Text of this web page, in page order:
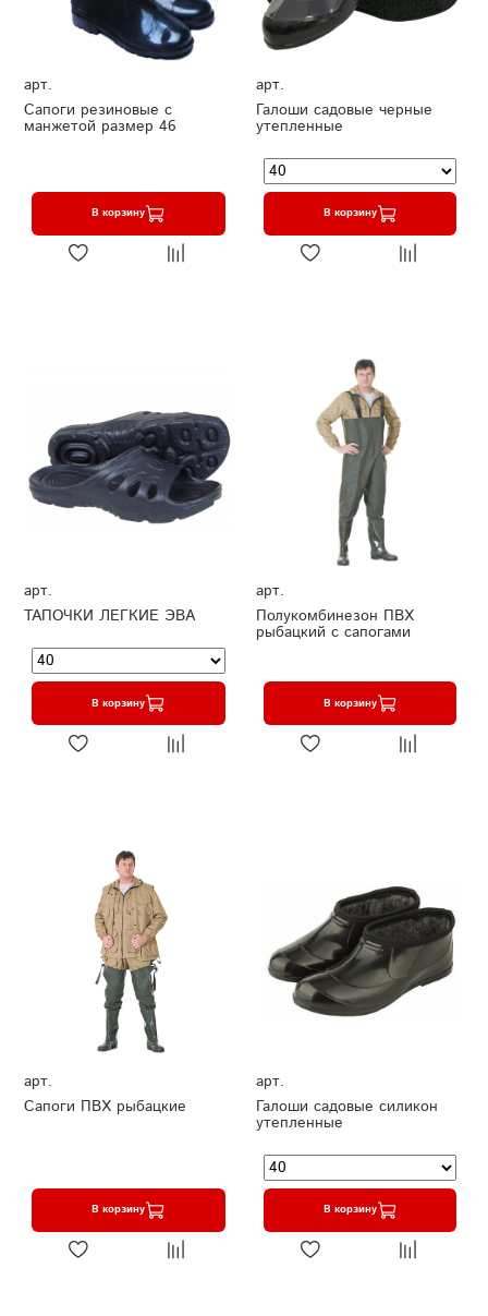
арт.
Сапоги резиновые с
манжетой размер 46
В корзину
арт.
Галоши садовые черные
утепленные
В корзину
арт.
ТАПОЧКИ ЛЕГКИЕ ЭВА
В корзину
арт.
Полукомбинезон ПВХ
рыбацкий с сапогами
В корзину
арт.
Сапоги ПВХ рыбацкие
В корзину
арт.
Галоши садовые силикон
утепленные
В корзину